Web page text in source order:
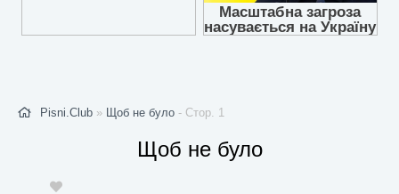
Pisni.Club » Щоб не було - Стор. 1
Щоб не було